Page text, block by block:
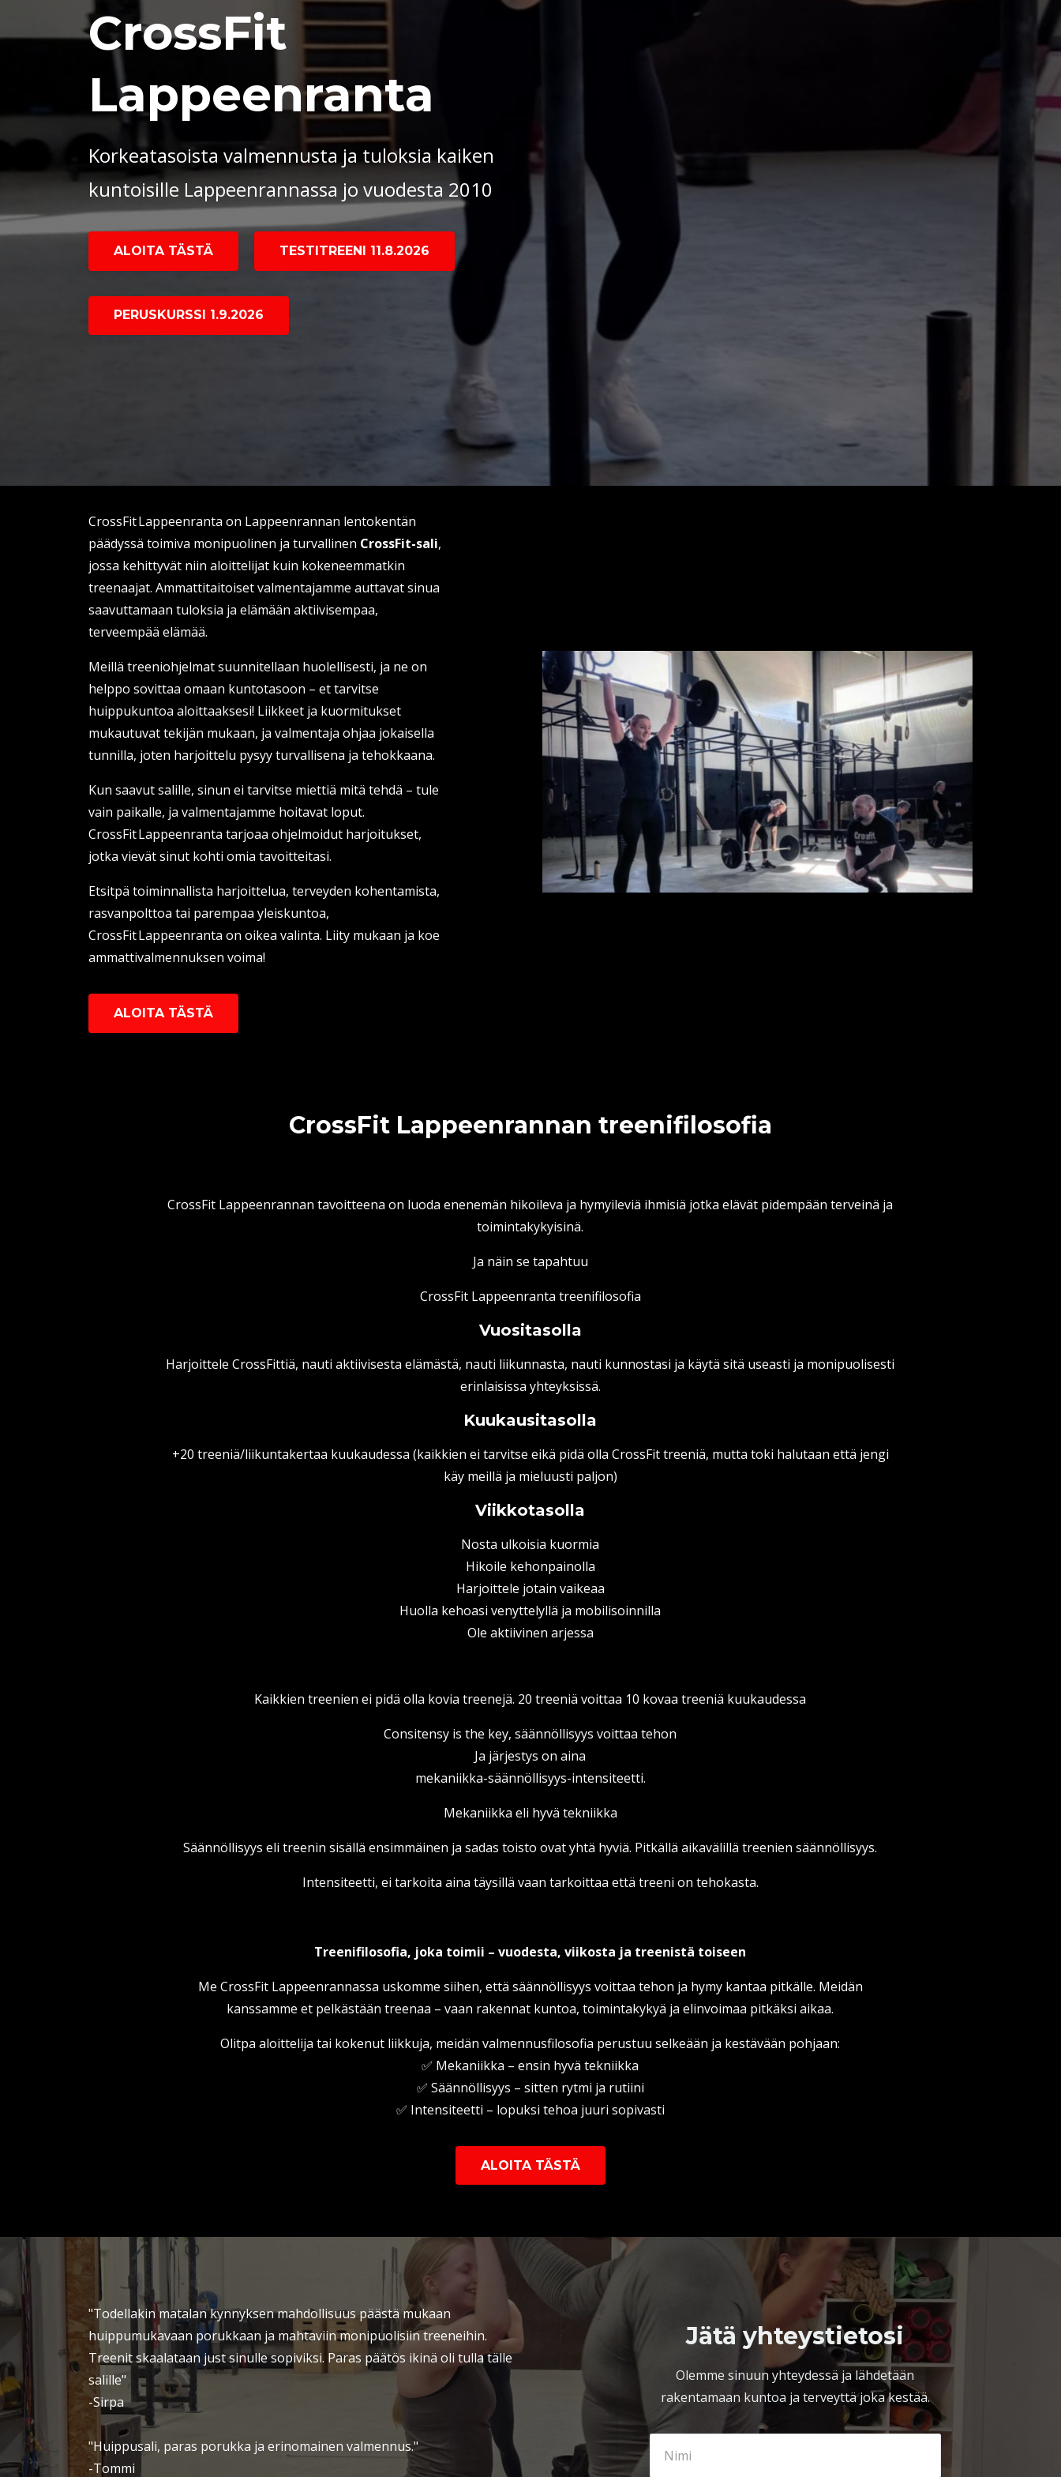
CrossFit
Lappeenranta
Korkeatasoista valmennusta ja tuloksia kaiken
kuntoisille Lappeenrannassa jo vuodesta 2010
ALOITA TÄSTÄ TESTITREENI 11.8.2026
PERUSKURSSI 1.9.2026
CrossFit Lappeenranta on Lappeenrannan lentokentän
päädyssä toimiva monipuolinen ja turvallinen CrossFit-sali,
jossa kehittyvät niin aloittelijat kuin kokeneemmatkin
treenaajat. Ammattitaitoiset valmentajamme auttavat sinua
saavuttamaan tuloksia ja elämään aktiivisempaa,
terveempää elämää.
Meillä treeniohjelmat suunnitellaan huolellisesti, ja ne on
helppo sovittaa omaan kuntotasoon – et tarvitse
huippukuntoa aloittaaksesi! Liikkeet ja kuormitukset
mukautuvat tekijän mukaan, ja valmentaja ohjaa jokaisella
tunnilla, joten harjoittelu pysyy turvallisena ja tehokkaana.
Kun saavut salille, sinun ei tarvitse miettiä mitä tehdä – tule
vain paikalle, ja valmentajamme hoitavat loput.
CrossFit Lappeenranta tarjoaa ohjelmoidut harjoitukset,
jotka vievät sinut kohti omia tavoitteitasi.
Etsitpä toiminnallista harjoittelua, terveyden kohentamista,
rasvanpolttoa tai parempaa yleiskuntoa,
CrossFit Lappeenranta on oikea valinta. Liity mukaan ja koe
ammattivalmennuksen voima!
ALOITA TÄSTÄ
CrossFit Lappeenrannan treenifilosofia
CrossFit Lappeenrannan tavoitteena on luoda enenemän hikoileva ja hymyileviä ihmisiä jotka elävät pidempään terveinä ja
toimintakykyisinä.
Ja näin se tapahtuu
CrossFit Lappeenranta treenifilosofia
Vuositasolla
Harjoittele CrossFittiä, nauti aktiivisesta elämästä, nauti liikunnasta, nauti kunnostasi ja käytä sitä useasti ja monipuolisesti
erinlaisissa yhteyksissä.
Kuukausitasolla
+20 treeniä/liikuntakertaa kuukaudessa (kaikkien ei tarvitse eikä pidä olla CrossFit treeniä, mutta toki halutaan että jengi
käy meillä ja mieluusti paljon)
Viikkotasolla
Nosta ulkoisia kuormia
Hikoile kehonpainolla
Harjoittele jotain vaikeaa
Huolla kehoasi venyttelyllä ja mobilisoinnilla
Ole aktiivinen arjessa
Kaikkien treenien ei pidä olla kovia treenejä. 20 treeniä voittaa 10 kovaa treeniä kuukaudessa
Consitensy is the key, säännöllisyys voittaa tehon
Ja järjestys on aina
mekaniikka-säännöllisyys-intensiteetti.
Mekaniikka eli hyvä tekniikka
Säännöllisyys eli treenin sisällä ensimmäinen ja sadas toisto ovat yhtä hyviä. Pitkällä aikavälillä treenien säännöllisyys.
Intensiteetti, ei tarkoita aina täysillä vaan tarkoittaa että treeni on tehokasta.
Treenifilosofia, joka toimii – vuodesta, viikosta ja treenistä toiseen
Me CrossFit Lappeenrannassa uskomme siihen, että säännöllisyys voittaa tehon ja hymy kantaa pitkälle. Meidän
kanssamme et pelkästään treenaa – vaan rakennat kuntoa, toimintakykyä ja elinvoimaa pitkäksi aikaa.
Olitpa aloittelija tai kokenut liikkuja, meidän valmennusfilosofia perustuu selkeään ja kestävään pohjaan:
✅ Mekaniikka – ensin hyvä tekniikka
✅ Säännöllisyys – sitten rytmi ja rutiini
✅ Intensiteetti – lopuksi tehoa juuri sopivasti
ALOITA TÄSTÄ
"Todellakin matalan kynnyksen mahdollisuus päästä mukaan
huippumukavaan porukkaan ja mahtaviin monipuolisiin treeneihin.
Treenit skaalataan just sinulle sopiviksi. Paras päätös ikinä oli tulla tälle
salille"
-Sirpa
"Huippusali, paras porukka ja erinomainen valmennus."
-Tommi
Jätä yhteystietosi
Olemme sinuun yhteydessä ja lähdetään
rakentamaan kuntoa ja terveyttä joka kestää.